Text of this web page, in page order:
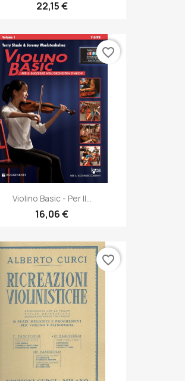
22,15 €
Violino Basic - Per Il...
16,06 €
favorite_border
favorite_border